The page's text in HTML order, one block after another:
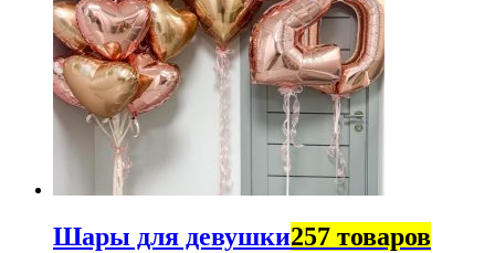
Шары для девушки257 товаров